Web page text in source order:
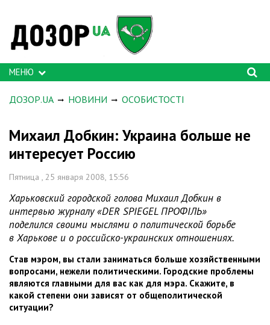
МЕНЮ
ДОЗОР.UA НОВИНИ ОСОБИСТОСТІ
Михаил Добкин: Украина больше не
интересует Россию
Пятница , 25 января 2008, 15:56
Харьковский городской голова Михаил Добкин в
интервью журналу «DER SPIEGEL ПРОФІЛЬ»
поделился своими мыслями о политической борьбе
в Харькове и о российско-украинских отношениях.
Став мэром, вы стали заниматься больше хозяйственными
вопросами, нежели политическими. Городские проблемы
являются главными для вас как для мэра. Скажите, в
какой степени они зависят от общеполитической
ситуации?